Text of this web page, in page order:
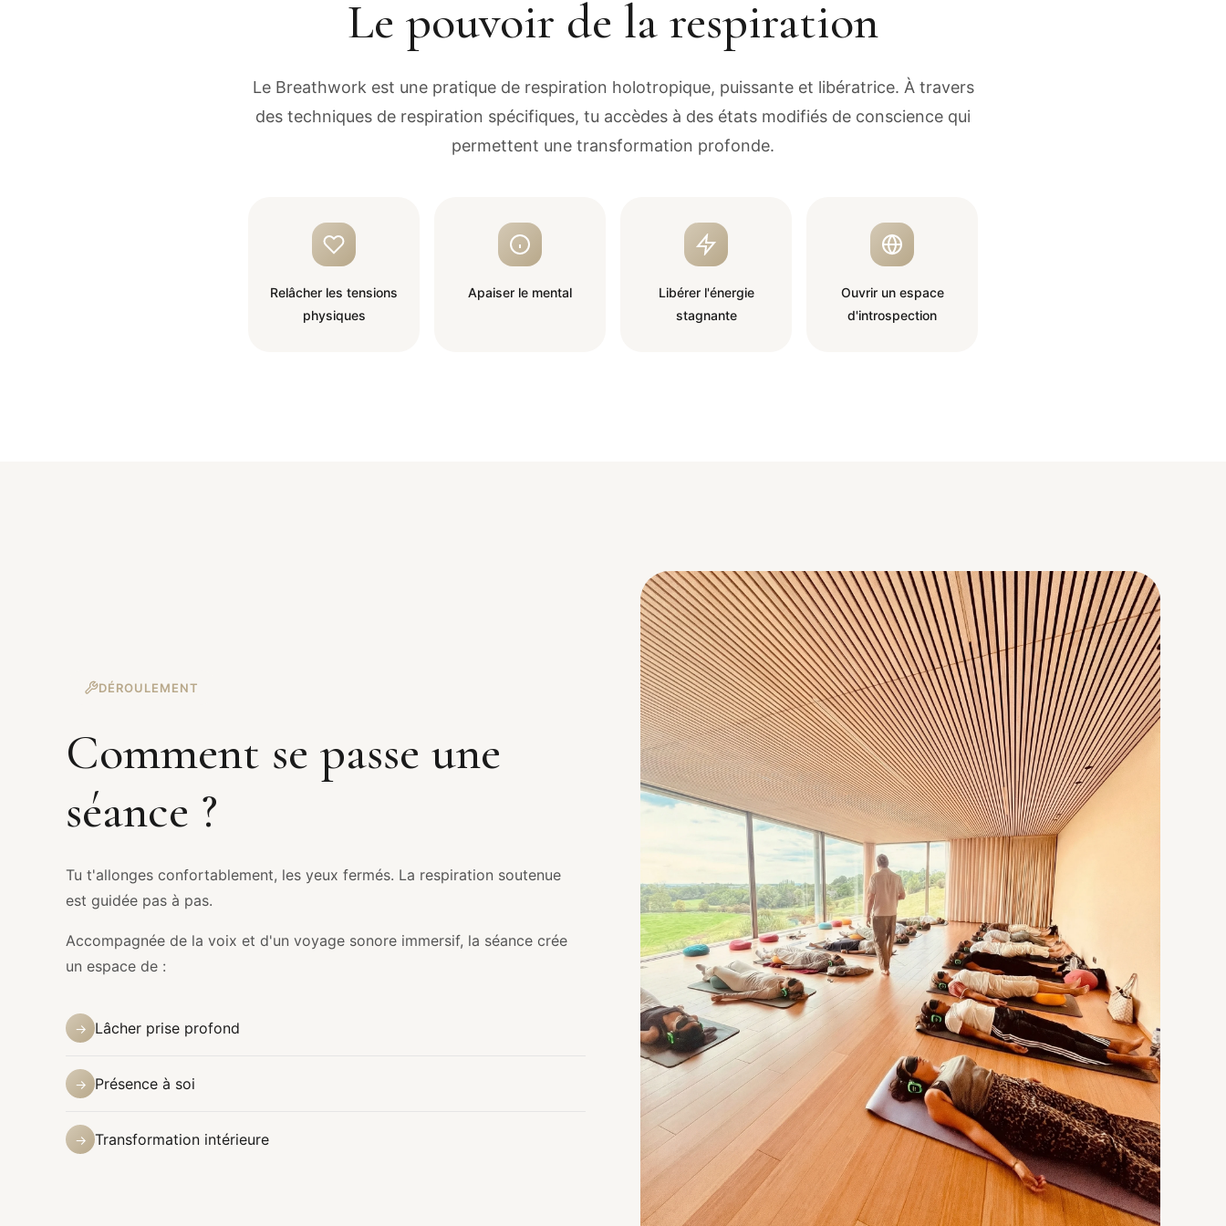
Le pouvoir de la respiration
Le Breathwork est une pratique de respiration holotropique, puissante et libératrice. À travers
des techniques de respiration spécifiques, tu accèdes à des états modifiés de conscience qui
permettent une transformation profonde.
Relâcher les tensions
physiques
Apaiser le mental
Libérer l'énergie
stagnante
Ouvrir un espace
d'introspection
DÉROULEMENT
Comment se passe une
séance ?
Tu t'allonges confortablement, les yeux fermés. La respiration soutenue
est guidée pas à pas.
Accompagnée de la voix et d'un voyage sonore immersif, la séance crée
un espace de :
→ Lâcher prise profond
→ Présence à soi
→ Transformation intérieure